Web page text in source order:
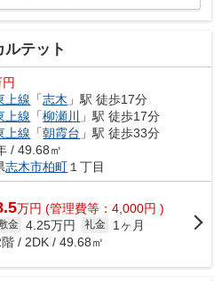
ルテット
上線 「志木 」駅 徒歩17分
上線 「柳瀬川
」駅 徒歩17分
上線 「朝霞台 」駅 徒歩33分
/ 49.68㎡
志木市柏町１丁目
万円 (管理費等：4,000円 )
金 4.25万円 礼金
1ヶ月
階 / 2DK / 49.68㎡